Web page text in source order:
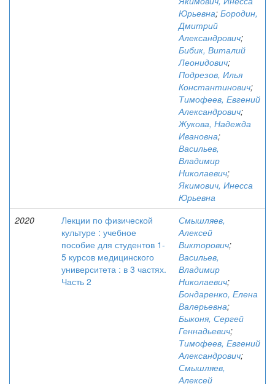
Юрьевна; Бородин,
Дмитрий
Александрович;
Бибик, Виталий
Леонидович;
Подрезов, Илья
Константинович;
Тимофеев, Евгений
Александрович;
Жукова, Надежда
Ивановна;
Васильев,
Владимир
Николаевич;
Якимович, Инесса
Юрьевна
2020
Лекции по физической
культуре : учебное
пособие для студентов 1-
5 курсов медицинского
университета : в 3 частях.
Часть 2
Смышляев,
Алексей
Викторович;
Васильев,
Владимир
Николаевич;
Бондаренко, Елена
Валерьевна;
Быконя, Сергей
Геннадьевич;
Тимофеев, Евгений
Александрович;
Смышляев,
Алексей